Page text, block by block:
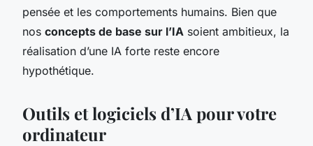
pensée et les comportements humains. Bien que
nos concepts de base sur l’IA soient ambitieux, la
réalisation d’une IA forte reste encore
hypothétique.
Outils et logiciels d’IA pour votre
ordinateur